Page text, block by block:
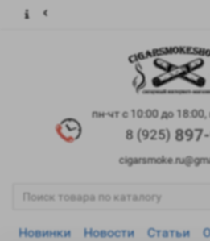
пн-чт с 10:00 до
8 (925)
Новинки Новости Статьи